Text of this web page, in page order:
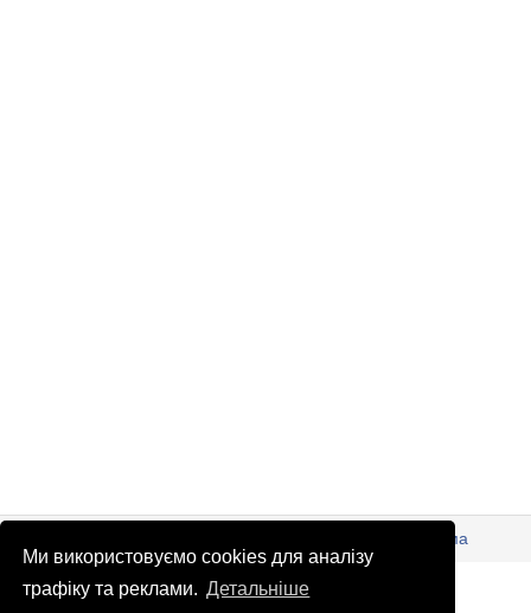
Ми використовуємо cookies для аналізу
трафіку та реклами. Детальніше
Реклама
info@patrioty.org.ua